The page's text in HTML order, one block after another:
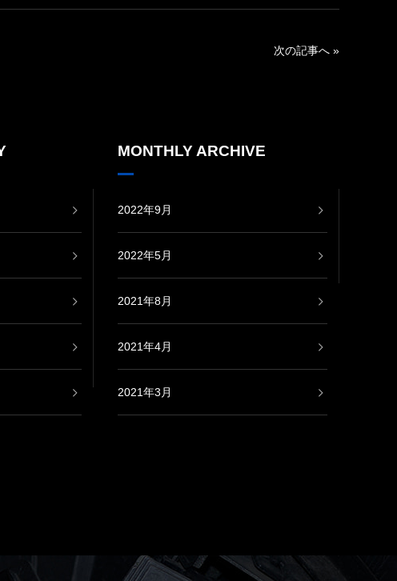
次の記事へ »
MONTHLY ARCHIVE
2022年9月
2022年5月
2021年8月
2021年4月
2021年3月
2020年7月